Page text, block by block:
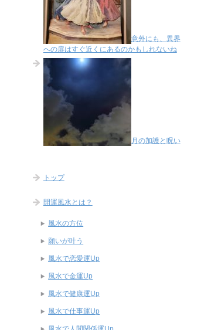
意外にも、異界
への扉はすぐ近くにあるのかもしれないね
月の加護と呪い
トップ
開運風水とは？
風水の方位
願いが叶う
風水で恋愛運Up
風水で金運Up
風水で健康運Up
風水で仕事運Up